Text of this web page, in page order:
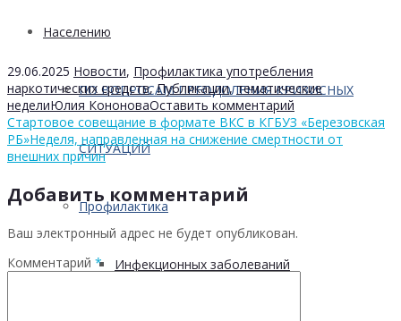
Населению
ПО ВОПРОСАМ ПРЕОДОЛЕНИЯ КРИЗИСНЫХ
СИТУАЦИЙ
Профилактика
Инфекционных заболеваний
29.06.2025 Новости, Профилактика употребления
наркотических средств,Публикации,тематические
неделиЮлия КононоваОставить комментарий
Стартовое совещание в формате ВКС в КГБУЗ «Березовская
РБ»Неделя, направленная на снижение смертности от
внешних причин
Добавить комментарий
Ваш электронный адрес не будет опубликован.
Комментарий *